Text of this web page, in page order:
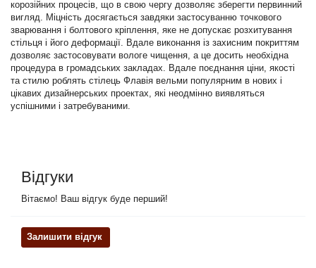
корозійних процесів, що в свою чергу дозволяє зберегти первинний
вигляд. Міцність досягається завдяки застосуванню точкового
зварювання і болтового кріплення, яке не допускає розхитування
стільця і ​​його деформації. Вдале виконання із захисним покриттям
дозволяє застосовувати вологе чищення, а це досить необхідна
процедура в громадських закладах. Вдале поєднання ціни, якості
та стилю роблять стілець Флавія вельми популярним в нових і
цікавих дизайнерських проектах, які неодмінно виявляться
успішними і затребуваними.
Відгуки
Вітаємо! Ваш відгук буде перший!
Залишити відгук